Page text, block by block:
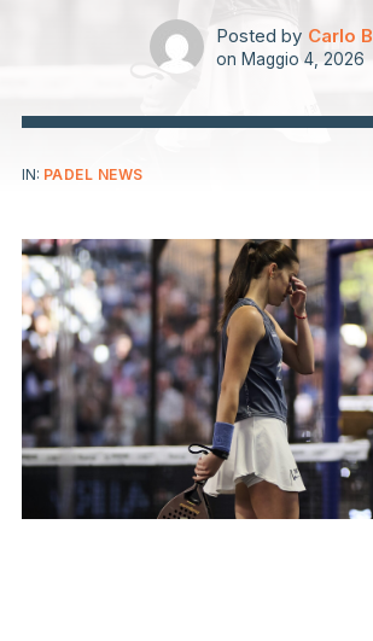
Posted by Carlo
on Maggio 4, 2026
IN: PADEL NEWS